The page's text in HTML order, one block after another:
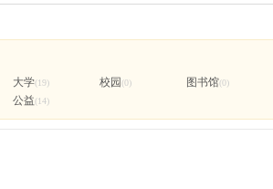
大学(19) 校园(0) 图书馆(0)
公益(14)